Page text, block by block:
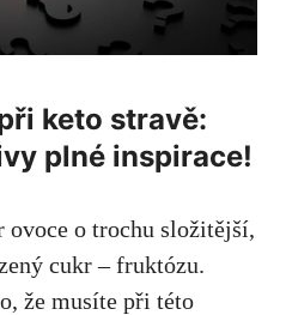
keto stravě:
plné‍ inspirace!
ovoce⁢ o ‌trochu⁢ složitější,
cukr – fruktózu.
že musíte při této